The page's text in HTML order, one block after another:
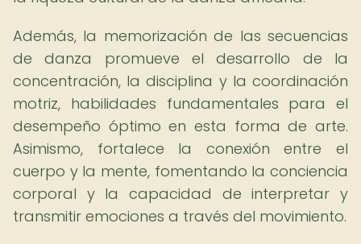
Además, la memorización de las secuencias
de danza promueve el desarrollo de la
concentración, la disciplina y la coordinación
motriz, habilidades fundamentales para el
desempeño óptimo en esta forma de arte.
Asimismo, fortalece la conexión entre el
cuerpo y la mente, fomentando la conciencia
corporal y la capacidad de interpretar y
transmitir emociones a través del movimiento.